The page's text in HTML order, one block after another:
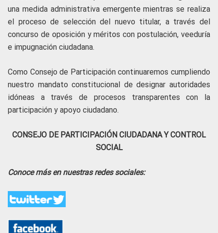
una medida administrativa emergente mientras se realiza
el proceso de selección del nuevo titular, a través del
concurso de oposición y méritos con postulación, veeduría
e impugnación ciudadana.
Como Consejo de Participación continuaremos cumpliendo
nuestro mandato constitucional de designar autoridades
idóneas a través de procesos transparentes con la
participación y apoyo ciudadano.
CONSEJO DE PARTICIPACIÓN CIUDADANA Y CONTROL
SOCIAL
Conoce más en nuestras redes sociales: